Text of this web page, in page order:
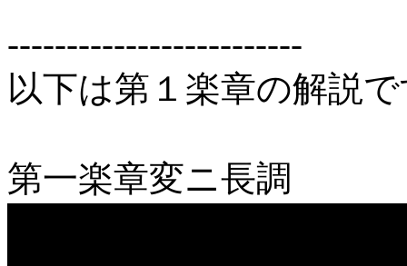
-------------------------
以下は第１楽章の解説
第一楽章変ニ長調